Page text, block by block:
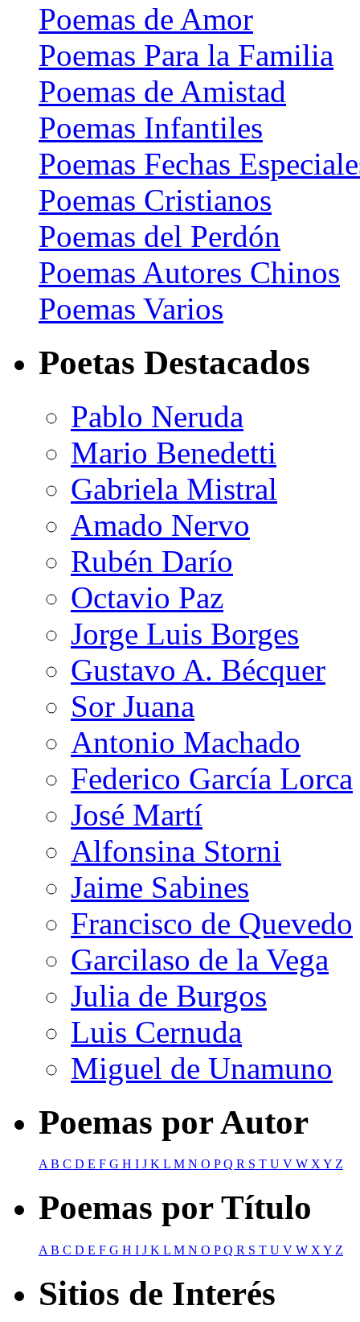
Poemas de Amor
Poemas Para la Familia
Poemas de Amistad
Poemas Infantiles
Poemas Fechas
Poemas Cristianos
Poemas del Perdón
Poemas Autores Chinos
Poemas Varios
Poetas Destacados
Pablo Neruda
Mario Benedetti
Gabriela Mistral
Amado Nervo
Rubén Darío
Octavio Paz
Jorge Luis Borges
Gustavo A. Bécquer
Sor Juana
Antonio Machado
Federico García Lorca
José Martí
Alfonsina Storni
Jaime Sabines
Francisco de Quevedo
Garcilaso de la Vega
Julia de Burgos
Luis Cernuda
Miguel de Unamuno
Poemas por Autor
AB C D E F G H I J K L M N O PQ R S T U V W XY Z
Poemas por Título
A B C D E F G H I J K L M N O PQ R S T U V W X Y Z
Sitios de Interés